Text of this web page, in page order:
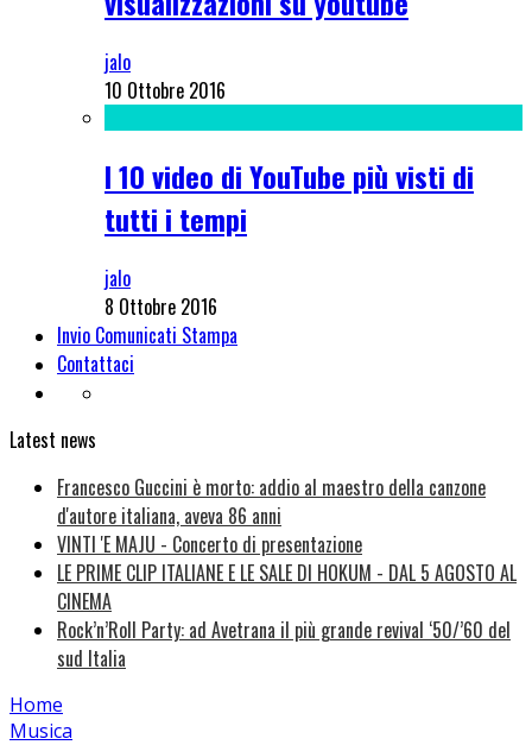
jalo
10 Ottobre 2016
I 10 video di YouTube più visti di
tutti i tempi
jalo
8 Ottobre 2016
Invio Comunicati Stampa
Contattaci
Latest news
Francesco Guccini è morto: addio al maestro della canzone
d'autore italiana, aveva 86 anni
VINTI 'E MAJU - Concerto di presentazione
LE PRIME CLIP ITALIANE E LE SALE DI HOKUM - DAL 5 AGOSTO AL
CINEMA
Rock’n’Roll Party: ad Avetrana il più grande revival ‘50/’60 del
sud Italia
Home
Musica